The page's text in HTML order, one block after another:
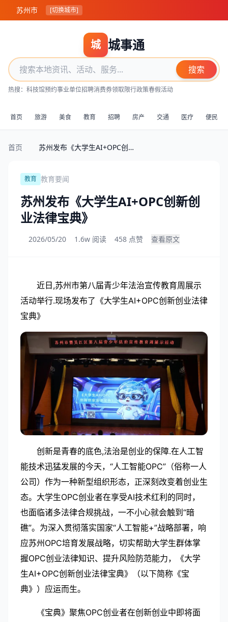
苏州市 [切换城市]
城 城事通
搜索
热搜： 科技馆预约事业单位招聘消费券领取限行政策春假活动
首页 旅游 美食 教育 招聘 房产 交通 医疗 便民
首页 苏州发布《大学生AI+OPC创新创业法律宝典》
教育 教育要闻
苏州发布《大学生AI+OPC创新创
业法律宝典》
2026/05/20 1.6w 阅读 458 点赞 查看原文
近日,苏州市第八届青少年法治宣传教育周展示
活动举行.现场发布了《大学生AI+OPC创新创业法律
宝典》
创新是青春的底色,法治是创业的保障.在人工智
能技术迅猛发展的今天，“人工智能OPC”（俗称一人
公司）作为一种新型组织形态，正深刻改变着创业生
态。大学生OPC创业者在享受AI技术红利的同时，
也面临诸多法律合规挑战，一不小心就会触到“暗
礁”。为深入贯彻落实国家“人工智能+”战略部署，响
应苏州OPC培育发展战略，切实帮助大学生群体掌
握OPC创业法律知识、提升风险防范能力，《大学
生AI+OPC创新创业法律宝典》（以下简称《宝
典》）应运而生。
《宝典》聚焦OPC创业者在创新创业中即将面